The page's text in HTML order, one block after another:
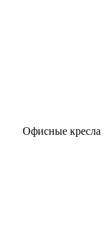
Офисные кресла